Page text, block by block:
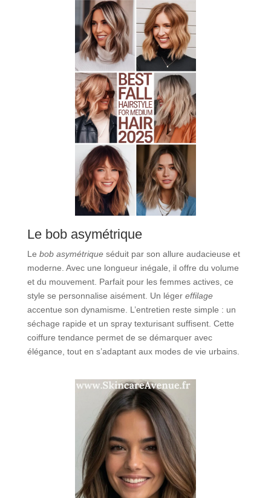
Le bob asymétrique
Le bob asymétriqueséduit par son allure audacieuse et
moderne. Avec une longueur inégale, il offre du volume
et du mouvement. Parfait pour les femmes actives, ce
style se personnalise aisément. Un léger effilage
accentue son dynamisme. L’entretien reste simple : un
séchage rapide et un spray texturisant suffisent. Cette
coiffure tendance permet de se démarquer avec
élégance, tout en s’adaptant aux modes de vie urbains.